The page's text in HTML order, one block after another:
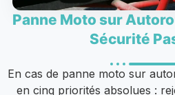
Panne Moto sur
Sécurité
En cas de panne moto sur
en cinq priorités absolues :